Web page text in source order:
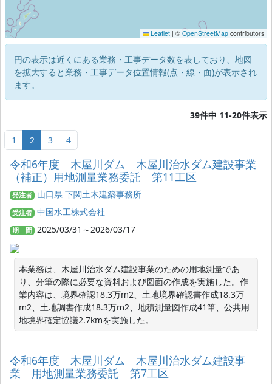
Leaflet | © OpenStreetMap contributors
円の表示は近くにある業務・工事データ数を表しており、地図
を拡大すると業務・工事データ位置情報(点・線・面)が表示され
ます。
39件中 11-20件表示
1 2 3 4
令和6年度 木屋川ダム 木屋川治水ダム建設事業
（補正）用地測量業務委託 第11工区
発注者 山口県 下関土木建築事務所
受注者 中国水工株式会社
期 間 2025/03/31～2026/03/17
本業務は、木屋川治水ダム建設事業のための用地測量であ
り、分筆の際に必要な資料および図面の作成を実施した。作
業内容は、境界確認18.3万m2、土地境界確認書作成18.3万
m2、土地調書作成18.3万m2、地積測量図作成41筆、公共用
地境界確定協議2.7kmを実施した。
令和6年度 木屋川ダム 木屋川治水ダム建設事
業 用地測量業務委託 第7工区